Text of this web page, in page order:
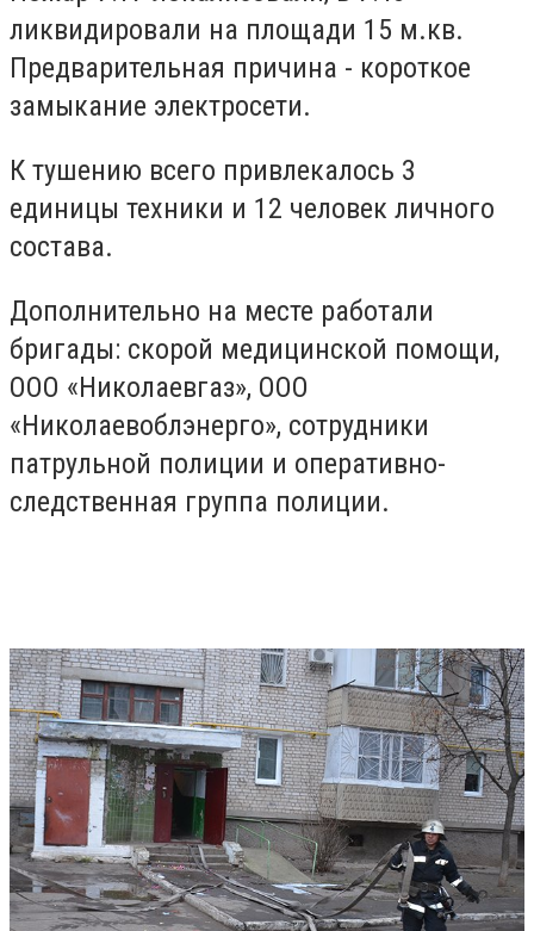
ликвидировали на площади 15 м.кв.
Предварительная причина - короткое
замыкание электросети.
К тушению всего привлекалось 3
единицы техники и 12 человек личного
состава.
Дополнительно на месте работали
бригады: скорой медицинской помощи,
ООО «Николаевгаз», ООО
«Николаевоблэнерго», сотрудники
патрульной полиции и оперативно-
следственная группа полиции.